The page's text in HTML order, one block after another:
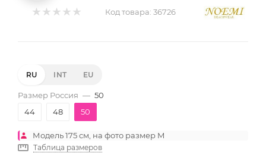
Код товара: 36726
RU INT EU
Размер Россия — 50
44
48 50
Модель 175 см, на фото размер M
Таблица размеров